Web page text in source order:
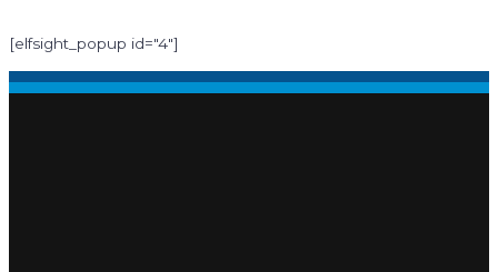
[elfsight_popup id="4"]